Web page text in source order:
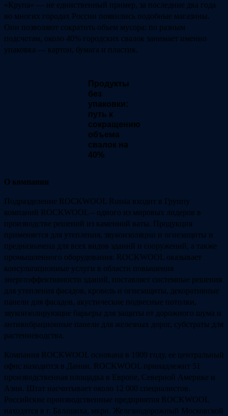
«Крупа» ― не единственный пример, за последние два года
во многих городах России появились подобные магазины.
Они позволяют сократить объем мусора: по разным
подсчетам, около 40% городских свалок занимает именно
упаковка — картон, бумага и пластик.
Продукты
без
упаковки:
путь к
сокращению
объема
свалок на
40%
О компании
Подразделение ROCKWOOL Russia входит в Группу
компаний ROCKWOOL – одного из мировых лидеров в
производстве решений из каменной ваты. Продукция
применяется для утепления, звукоизоляции и огнезащиты и
предназначена для всех видов зданий и сооружений, а также
промышленного оборудования. ROCKWOOL оказывает
консультационные услуги в области повышения
энергоэффективности зданий, поставляет системные решения
для утепления фасадов, кровель и огнезащиты, декоративные
панели для фасадов, акустические подвесные потолки,
звукоизолирующие барьеры для защиты от дорожного шума и
антивибрационные панели для железных дорог, субстраты для
растениеводства.
Компания ROCKWOOL основана в 1909 году, ее центральный
офис находится в Дании. ROCKWOOL принадлежит 51
производственная площадка в Европе, Северной Америке и
Азии. Штат насчитывает около 12 000 специалистов.
Российские производственные предприятия ROCKWOOL
находятся в г. Балашиха, мкрн. Железнодорожный Московской